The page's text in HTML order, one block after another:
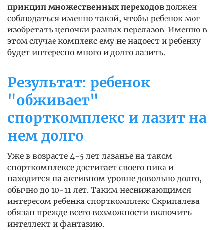
принцип множественных переходов должен
соблюдаться именно такой, чтобы ребенок мог
изобретать цепочки разных перелазов. Именно в
этом случае комплекс ему не надоест и ребенку
будет интересно много и долго лазить.
Результат: ребенок
"обживает"
спорткомплекс и лазит на
нем долго
Уже в возрасте 4-5 лет лазанье на таком
спорткомплексе достигает своего пика и
находится на активном уровне довольно долго,
обычно до 10-11 лет. Таким неснижающимся
интересом ребенка спорткомплекс Скрипалева
обязан прежде всего возможности включить
интеллект и фантазию.